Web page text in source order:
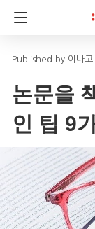
이나고
논문을
인 팁 9